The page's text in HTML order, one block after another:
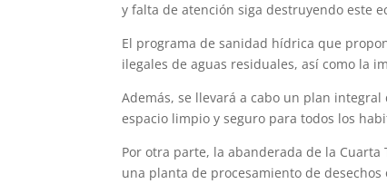
y falta de atención siga destruyendo este
El programa de sanidad hídrica que
ilegales de aguas residuales, así como la
Además, se llevará a cabo un plan
espacio limpio y seguro para todos los
Por otra parte, la abanderada de la
una planta de procesamiento de